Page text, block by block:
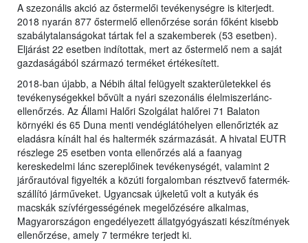
A szezonális akció az őstermelői tevékenységre is kiterjedt.
2018 nyarán 877 őstermelő ellenőrzése során főként kisebb
szabálytalanságokat tártak fel a szakemberek (53 esetben).
Eljárást 22 esetben indítottak, mert az őstermelő nem a saját
gazdaságából származó terméket értékesített.
2018-ban újabb, a Nébih által felügyelt szakterületekkel és
tevékenységekkel bővült a nyári szezonális élelmiszerlánc-
ellenőrzés. Az Állami Halőri Szolgálat halőrei 71 Balaton
környéki és 65 Duna menti vendéglátóhelyen ellenőrizték az
eladásra kínált hal és haltermék származását. A hivatal EUTR
részlege 25 esetben vonta ellenőrzés alá a faanyag
kereskedelmi lánc szereplőinek tevékenységét, valamint 2
járőrautóval figyelték a közúti forgalomban résztvevő fatermék-
szállító járműveket. Ugyancsak újkeletű volt a kutyák és
macskák szívférgességének megelőzésére alkalmas,
Magyarországon engedélyezett állatgyógyászati készítmények
ellenőrzése, amely 7 termékre terjedt ki.